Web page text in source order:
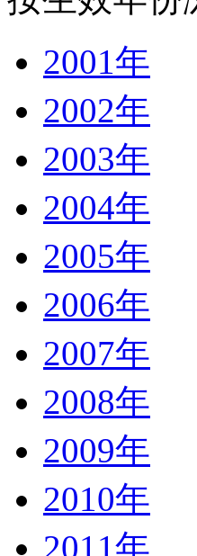
2001年
2002年
2003年
2004年
2005年
2006年
2007年
2008年
2009年
2010年
2011年